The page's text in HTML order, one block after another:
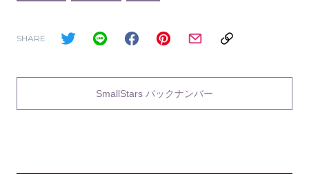
SHARE
SmallStars バックナンバー